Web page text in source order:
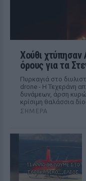
Χούθι χτύπησαν
όρους για τα
Πυρκαγιά στο
drone - Η Τεχεράνη
δυνάμεων, άρση
κρίσιμη θαλάσσια
ΣΉΜΕΡΑ